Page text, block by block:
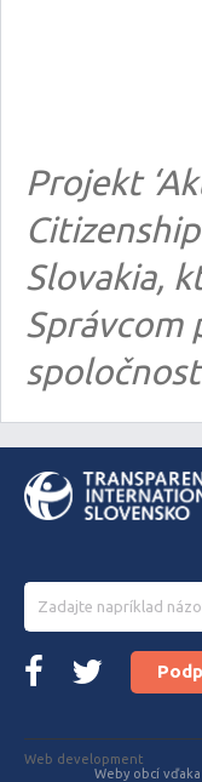
Projekt
Slovakia,
Správcom
Web development
Weby obcí